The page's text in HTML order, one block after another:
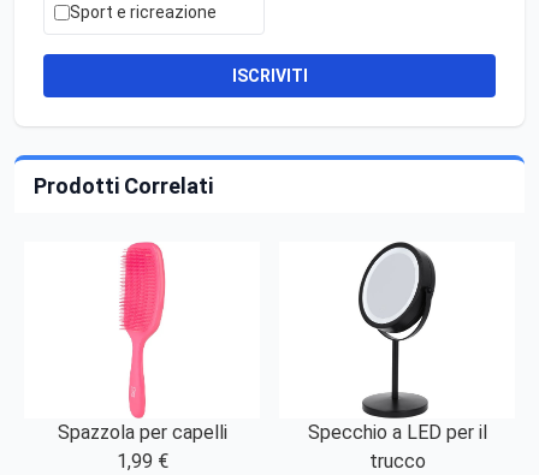
Sport e ricreazione
ISCRIVITI
Prodotti Correlati
Spazzola per capelli
1,99 €
Specchio a LED per il
trucco